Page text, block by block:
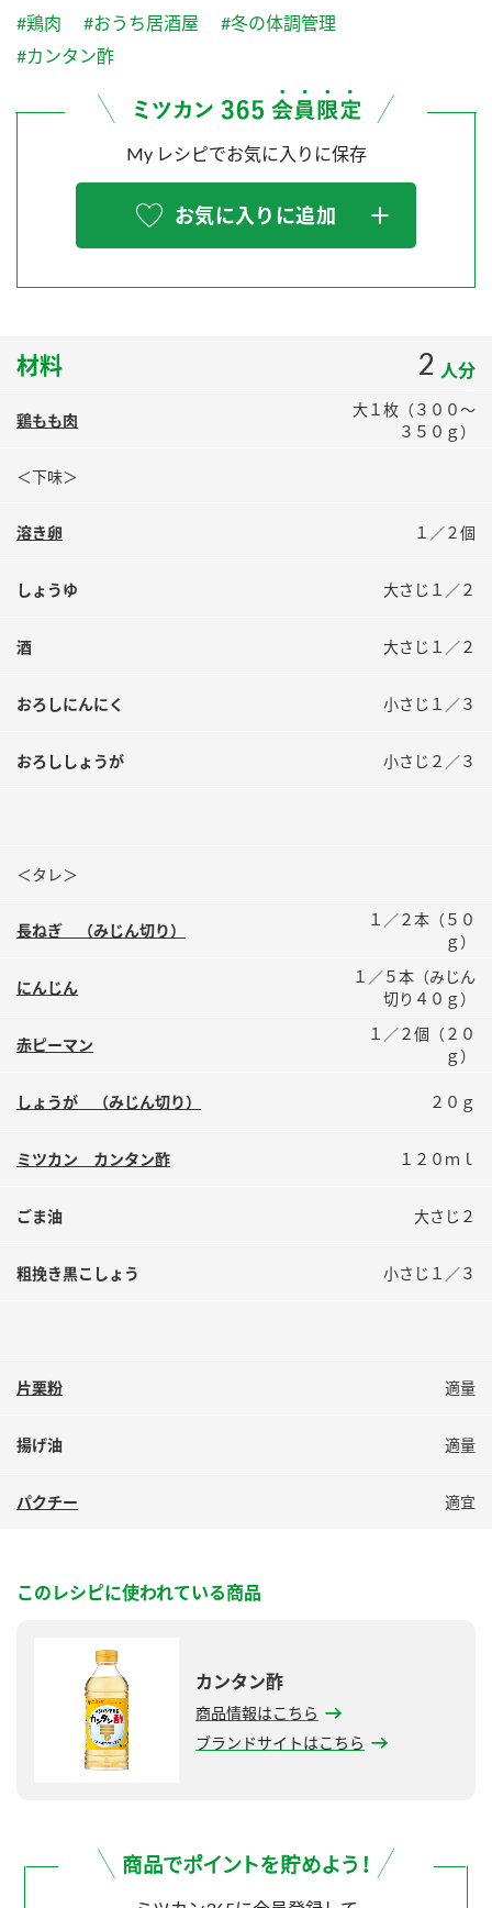
ふりかけ
炊き込みご飯の素 米飯用調味液
つゆ
鍋なび
納豆のサイト
お酢を知ろう！
ぽん酢サワー
ミツカンのCM
ロングセラー商品 ＋ おすすめレシピ
水の文化センター（アーカイブ）
ZENB initiative
MIM（ミツカンミュージアム）
お客様相談センター
お客様の声をいかしました
販売終了製品のご案内
よくあるご質問
地図から取り扱い店舗を探す
検索
業務用サイト 製造所固有記号一覧
#鶏肉 #おうち居酒屋
#冬の体調管理
#カンタン酢
My レシピでお気に入りに保存
お気に入りに追加
材料 2 人分
鶏もも肉
大１枚（３００～
３５０ｇ）
＜下味＞
溶き卵 １／２個
しょうゆ 大さじ１／２
酒 大さじ１／２
おろしにんにく 小さじ１／３
おろししょうが 小さじ２／３
＜タレ＞
長ねぎ （みじん切り）
１／２本（５０
ｇ）
にんじん
１／５本（みじん
切り４０ｇ）
赤ピーマン
１／２個（２０
ｇ）
しょうが （みじん切り） ２０ｇ
ミツカン カンタン酢 １２０ｍｌ
ごま油 大さじ２
粗挽き黒こしょう 小さじ１／３
片栗粉 適量
揚げ油 適量
パクチー 適宜
このレシピに使われている商品
カンタン酢
商品情報はこちら
ブランドサイトはこちら